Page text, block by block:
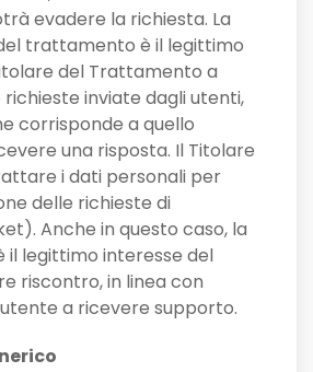
evadere la richiesta. La
trattamento è il legittimo
del Trattamento a
inviate dagli utenti,
corrisponde a quello
una risposta. Il Titolare
i dati personali per
delle richieste di
Anche in questo caso, la
il legittimo interesse del
riscontro, in linea con
a ricevere supporto.